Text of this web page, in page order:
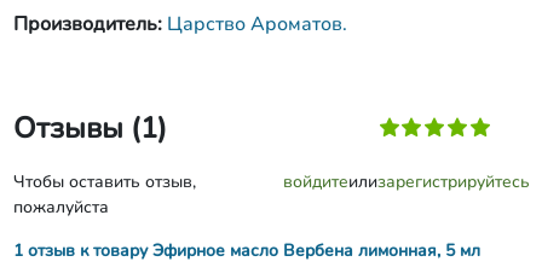
Производитель: Царство Ароматов.
Отзывы (1)
Чтобы оставить отзыв,
пожалуйста
войдитеилизарегистрируйтесь
1 отзыв к товару Эфирное масло Вербена лимонная, 5 мл